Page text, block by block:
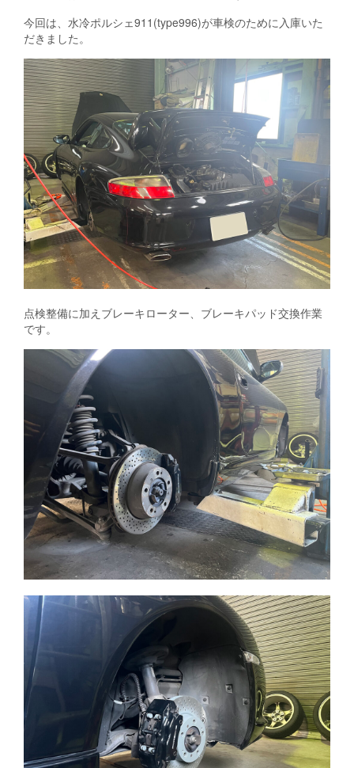
今回は、水冷ポルシェ911(type996)が車検のために入庫いた
だきました。
点検整備に加えブレーキローター、ブレーキパッド交換作業
です。